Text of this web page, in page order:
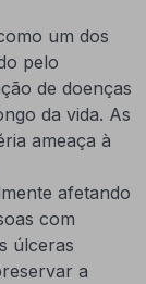
um dos
pelo
de doenças
da vida. As
ameaça à
afetando
com
úlceras
a